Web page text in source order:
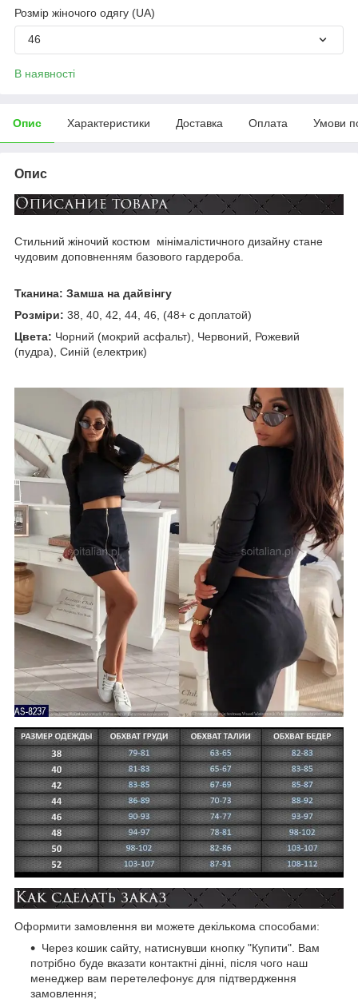
Розмір жіночого одягу (UA)
46
В наявності
Опис Характеристики Доставка Оплата Умови
Опис
Стильний жіночий костюм мінімалістичного дизайну стане
чудовим доповненням базового гардероба.
Тканина: Замша на дайвінгу
Розміри: 38, 40, 42, 44, 46, (48+ с доплатой)
Цвета: Чорний (мокрий асфальт), Червоний, Рожевий
(пудра), Синій (електрик)
Оформити замовлення ви можете декількома способами:
Через кошик сайту, натиснувши кнопку "Купити". Вам
потрібно буде вказати контактні дiнні, після чого наш
менеджер вам перетелефонує для підтвердження
замовлення;